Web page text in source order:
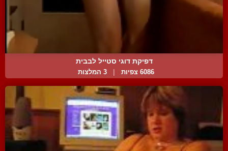
דפיקת דוגי סטייל לבבית
6086 צפיות 3 המלצות